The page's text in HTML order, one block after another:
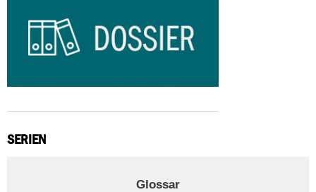
SERIEN
Glossar